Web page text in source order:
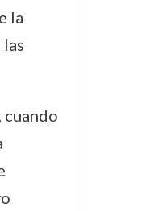
la
cuando